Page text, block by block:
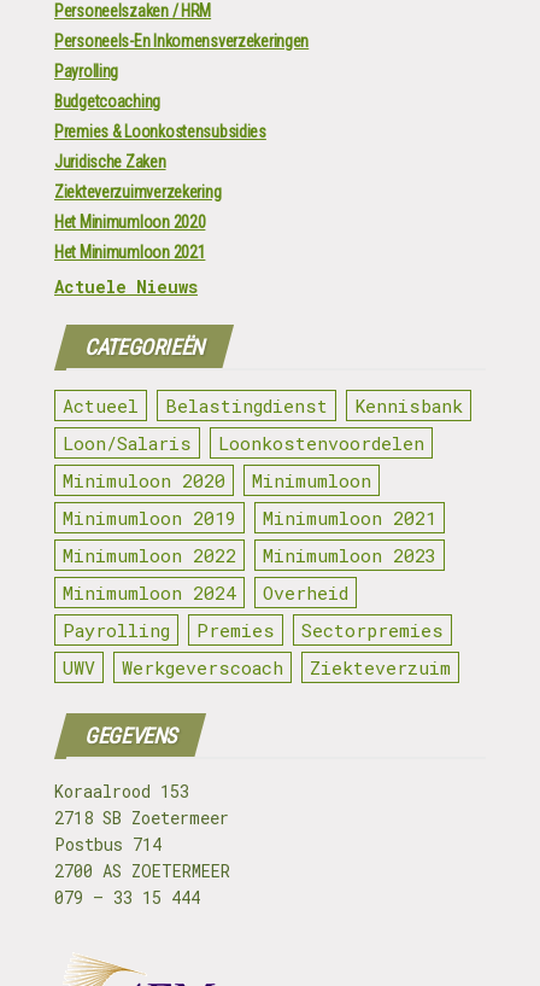
Personeelszaken / HRM
Personeels-En Inkomensverzekeringen
Payrolling
Budgetcoaching
Premies & Loonkostensubsidies
Juridische Zaken
Ziekteverzuimverzekering
Het Minimumloon 2020
Het Minimumloon 2021
Actuele Nieuws
CATEGORIEËN
Actueel Belastingdienst
Kennisbank
Loon/Salaris
Loonkostenvoordelen
Minimuloon 2020
Minimumloon
Minimumloon 2019
Minimumloon 2021
Minimumloon 2022
Minimumloon 2023
Minimumloon 2024
Overheid
Payrolling
Premies
Sectorpremies
UWV
Werkgeverscoach Ziekteverzuim
GEGEVENS
Koraalrood 153
2718 SB Zoetermeer
Postbus 714
2700 AS ZOETERMEER
079 – 33 15 444